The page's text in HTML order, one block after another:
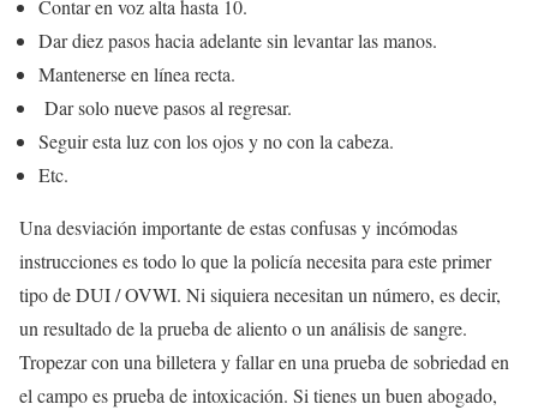
Contar en voz alta hasta 10.
Dar diez pasos hacia adelante sin levantar las manos.
Mantenerse en línea recta.
Dar solo nueve pasos al regresar.
Seguir esta luz con los ojos y no con la cabeza.
Etc.
Una desviación importante de estas confusas y incómodas
instrucciones es todo lo que la policía necesita para este primer
tipo de DUI / OVWI. Ni siquiera necesitan un número, es decir,
un resultado de la prueba de aliento o un análisis de sangre.
Tropezar con una billetera y fallar en una prueba de sobriedad en
el campo es prueba de intoxicación. Si tienes un buen abogado,